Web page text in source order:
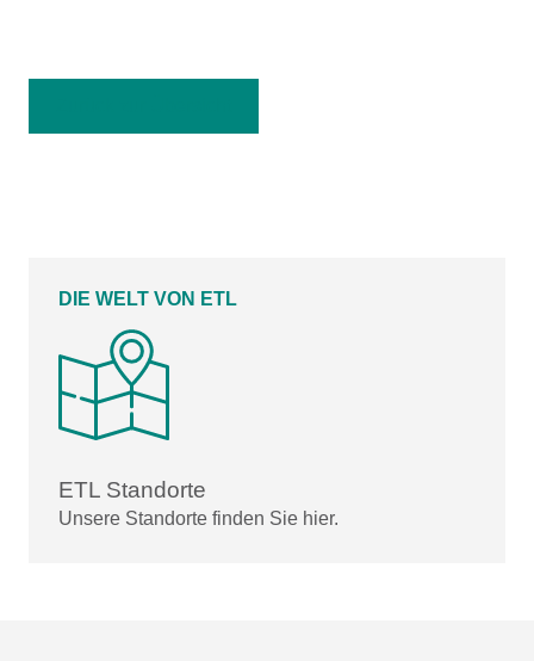
DIE WELT VON ETL
ETL Standorte
Unsere Standorte finden Sie hier.